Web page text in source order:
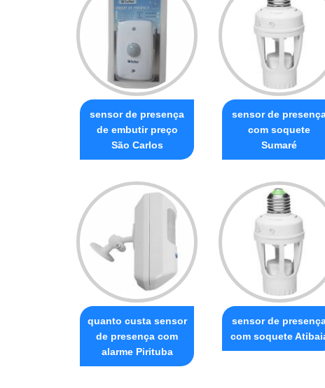
sensor de presença
de embutir preço
São Carlos
sensor de
com soquete
Sumaré
quanto custa sensor
de presença com
alarme Pirituba
sensor de
com soquete